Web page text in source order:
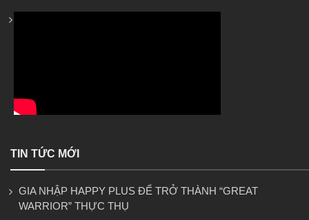
TIN TỨC MỚI
GIA NHẬP HAPPY PLUS ĐỂ TRỞ THÀNH “GREAT
WARRIOR” THỰC THỤ